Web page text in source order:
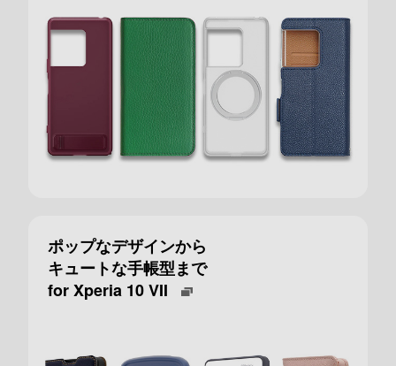
ポップなデザインから
キュートな手帳型まで
for Xperia 10 VII